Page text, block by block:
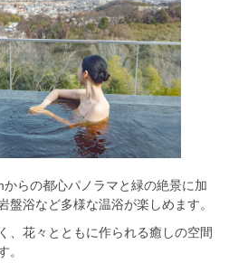
からの都心パノラマと緑の絶景に加
盤浴など多様な温浴が楽しめます。
、花々とともに作られる癒しの空間
。